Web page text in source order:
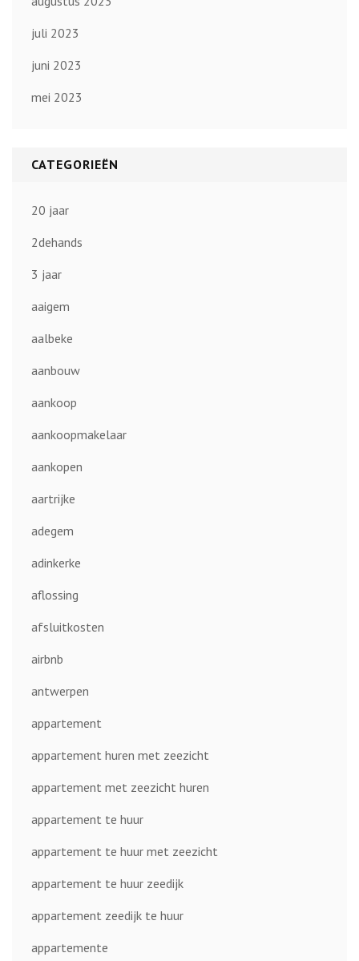
juli 2023
juni 2023
mei 2023
CATEGORIEËN
20 jaar
2dehands
3 jaar
aaigem
aalbeke
aanbouw
aankoop
aankoopmakelaar
aankopen
aartrijke
adegem
adinkerke
aflossing
afsluitkosten
airbnb
antwerpen
appartement
appartement huren met zeezicht
appartement met zeezicht huren
appartement te huur
appartement te huur met zeezicht
appartement te huur zeedijk
appartement zeedijk te huur
appartemente